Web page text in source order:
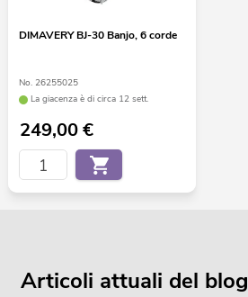
DIMAVERY BJ-30 Banjo, 6 corde
No. 26255025
La giacenza è di circa 12 sett.
249,00€
Articoli attuali del blog